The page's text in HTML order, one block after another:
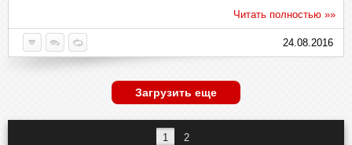
Читать полностью »»
24.08.2016
Загрузить еще
1 2